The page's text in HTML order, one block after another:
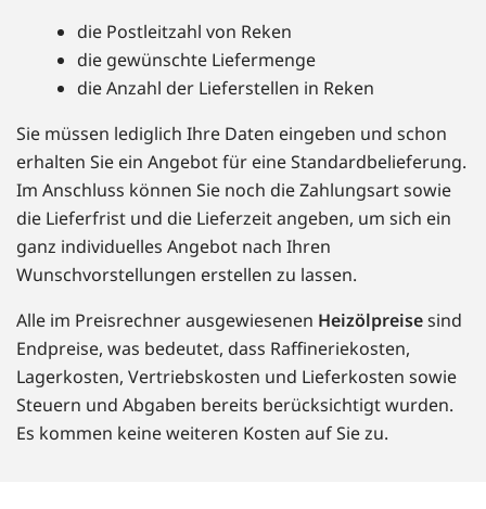
die Postleitzahl von Reken
die gewünschte Liefermenge
die Anzahl der Lieferstellen in Reken
Sie müssen lediglich Ihre Daten eingeben und schon
erhalten Sie ein Angebot für eine Standardbelieferung.
Im Anschluss können Sie noch die Zahlungsart sowie
die Lieferfrist und die Lieferzeit angeben, um sich ein
ganz individuelles Angebot nach Ihren
Wunschvorstellungen erstellen zu lassen.
Alle im Preisrechner ausgewiesenen Heizölpreisesind
Endpreise, was bedeutet, dass Raffineriekosten,
Lagerkosten, Vertriebskosten und Lieferkosten sowie
Steuern und Abgaben bereits berücksichtigt wurden.
Es kommen keine weiteren Kosten auf Sie zu.